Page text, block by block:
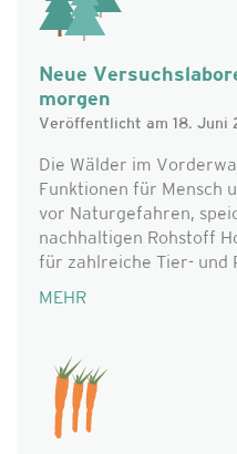
Neue
morgen
Veröffentlicht am 18. Juni
Die Wälder im
Funktionen für Mensch
vor Naturgefahren,
nachhaltigen Rohstoff
für zahlreiche Tier- und
MEHR